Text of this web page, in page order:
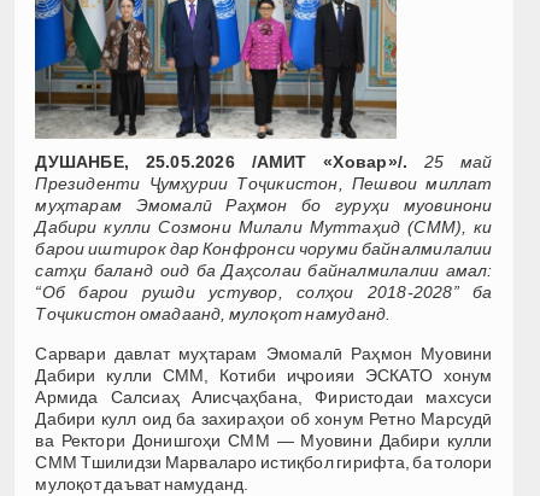
ДУШАНБЕ, 25.05.2026 /АМИТ «Ховар»/.
25 май
Президенти Ҷумҳурии Тоҷикистон, Пешвои миллат
муҳтарам Эмомалӣ Раҳмон бо гуруҳи муовинони
Дабири кулли Созмони Милали Муттаҳид (СММ), ки
барои иштирок дар Конфронси чоруми байналмилалии
сатҳи баланд оид ба Даҳсолаи байналмилалии амал:
“Об барои рушди устувор, солҳои 2018-2028” ба
Тоҷикистон омадаанд, мулоқот намуданд.
Сарвари давлат муҳтарам Эмомалӣ Раҳмон Муовини
Дабири кулли СММ, Котиби иҷроияи ЭСКАТО хонум
Армида Салсиаҳ Алисҷаҳбана, Фиристодаи махсуси
Дабири кулл оид ба захираҳои об хонум Ретно Марсудӣ
ва Ректори Донишгоҳи СММ — Муовини Дабири кулли
СММ Тшилидзи Марваларо истиқбол гирифта, ба толори
мулоқот даъват намуданд.